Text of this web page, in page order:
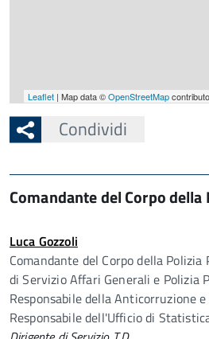
Leaflet | Map data ©OpenStreetMap
Condividi
Comandante del Corpo
Luca Gozzoli
Comandante del Corpo della
di Servizio Affari Generali e Polizia
Responsabile della Anticorruzione
Responsabile dell'Ufficio di